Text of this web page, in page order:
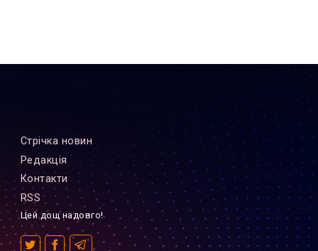
Стрiчка новин
Редакцiя
Контакти
RSS
Цей дощ надовго!